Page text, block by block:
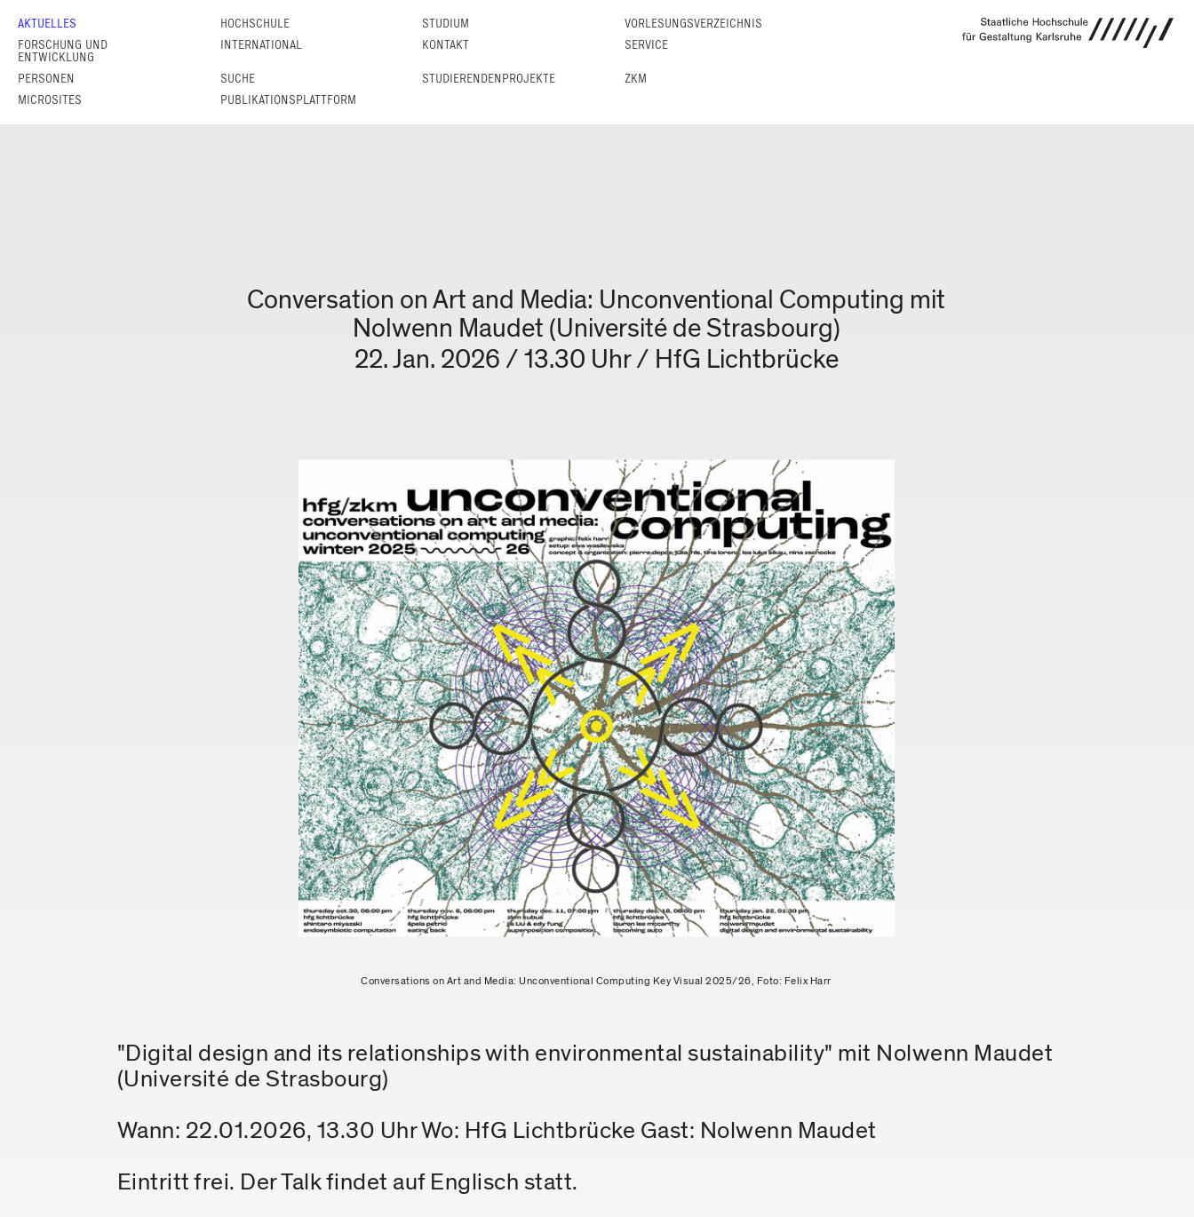
AKTUELLES HOCHSCHULE STUDIUM
VORLESUNGS­VERZEICHNIS
FORSCHUNG UND
ENTWICKLUNG
INTERNATIONAL KONTAKT SERVICE
PERSONEN SUCHE STUDIERENDENPROJEKTE
ZKM
MICROSITES
PUBLIKATIONSPLATTFORM
Conversation on Art and Media: Unconventional Computing mit
Nolwenn Maudet (Université de Strasbourg)
22. Jan. 2026 / 13.30 Uhr / HfG Lichtbrücke
Conversations on Art and Media: Unconventional Computing Key Visual 2025/26, Foto: Felix Harr
"Digital design and its relationships with environmental sustainability" mit Nolwenn Maudet
(Université de Strasbourg)
Wann: 22.01.2026, 13.30 Uhr Wo: HfG Lichtbrücke Gast: Nolwenn Maudet
Eintritt frei. Der Talk findet auf Englisch statt.